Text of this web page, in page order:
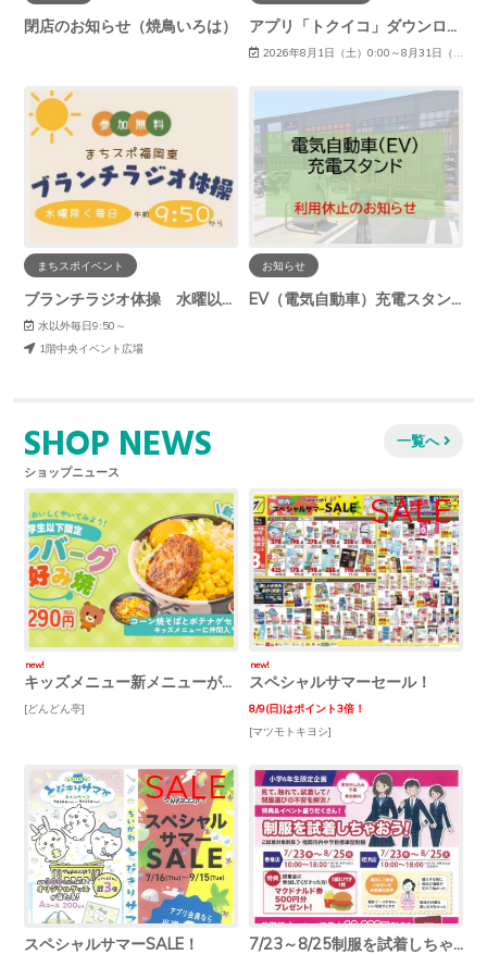
閉店のお知らせ（焼鳥いろは） アプリ「トクイコ」ダウンロードで豪華賞品が当たる！
2026年8月1日（土）0:00～8月31日（月）23:59
まちスポイベント
ブランチラジオ体操 水曜以外の毎日開催中！
水以外毎日9:50～
1階中央イベント広場
お知らせ
EV（電気自動車）充電スタンド利用休止のお知らせ
SHOP NEWS
ショップニュース
一覧へ
new!
キッズメニュー新メニューが仲間入り！
[どんどん亭]
new!
スペシャルサマーセール！
8/9(日)はポイント3倍！
[マツモトキヨシ]
スペシャルサマーSALE！ 7/23～8/25制服を試着しちゃおう！試着会開催